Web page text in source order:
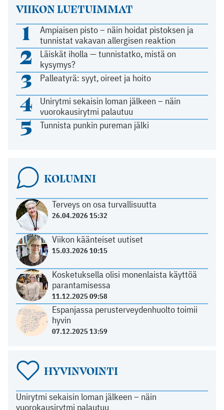
VIIKON LUETUIMMAT
1
Ampiaisen pisto – näin hoidat pistoksen ja
tunnistat vakavan allergisen reaktion
2
Läiskät iholla — tunnistatko, mistä on
kysymys?
3 Palleatyrä: syyt, oireet ja hoito
4
Unirytmi sekaisin loman jälkeen – näin
vuorokausirytmi palautuu
5 Tunnista punkin pureman jälki
KOLUMNI
Terveys on osa turvallisuutta
26.04.2026 15:32
Viikon käänteiset uutiset
15.03.2026 10:15
Kosketuksella olisi monenlaista käyttöä
parantamisessa
11.12.2025 09:58
Espanjassa perusterveydenhuolto toimii
hyvin
07.12.2025 13:59
HYVINVOINTI
Unirytmi sekaisin loman jälkeen – näin
vuorokausirytmi palautuu